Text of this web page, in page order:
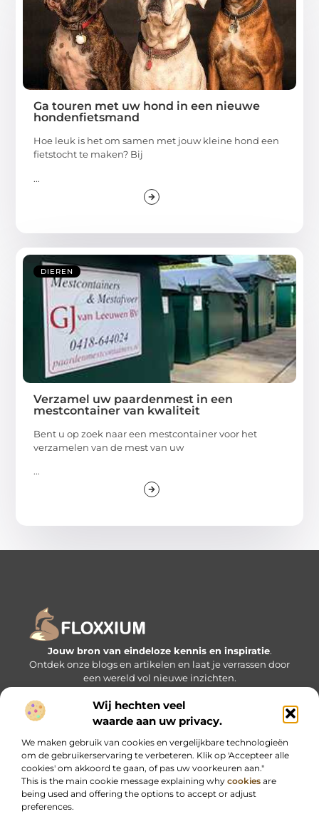
Wij hechten veel
waarde aan uw privacy.
We maken gebruik van cookies en vergelijkbare technologieën
om de gebruikerservaring te verbeteren. Klik op 'Accepteer alle
cookies' om akkoord te gaan, of pas uw voorkeuren aan."
This is the main cookie message explaining why cookies are
being used and offering the options to accept or adjust
preferences.
Ga touren met uw hond in een nieuwe
hondenfietsmand
Hoe leuk is het om samen met jouw kleine hond een
fietstocht te maken? Bij
...
DIEREN
Verzamel uw paardenmest in een
mestcontainer van kwaliteit
Bent u op zoek naar een mestcontainer voor het
verzamelen van de mest van uw
...
Jouw bron van eindeloze kennis en inspiratie.
Ontdek onze blogs en artikelen en laat je verrassen door
een wereld vol nieuwe inzichten.
Bericht categorie
Onze informatie